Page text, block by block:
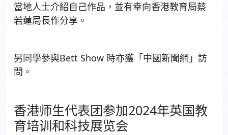
當地人士介紹自己作品，並有幸向香港教育局蔡
若蓮局長作分享。
另同學參與Bett Show 時亦獲「中國新聞網」訪
問。
香港师生代表团参加2024年英国教
育培训和科技展览会